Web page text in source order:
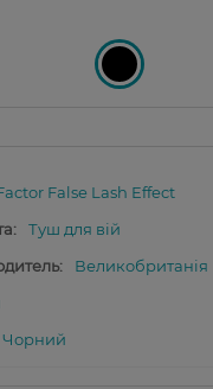
False Lash Effect
Туш для вій
Великобританія
Чорний